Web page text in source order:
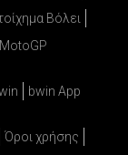
Βόλει
bwin App
Όροι χρήσης